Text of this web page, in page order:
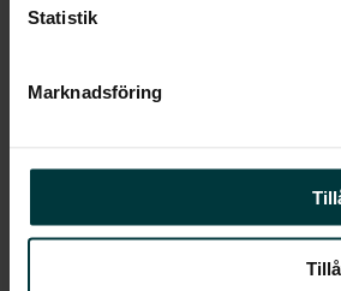
Statistik
Marknadsföring
Gör det enkelt att ladda på jobbet.
kompletta, skalbara laddsystem för
kunder och fordonsflottor.